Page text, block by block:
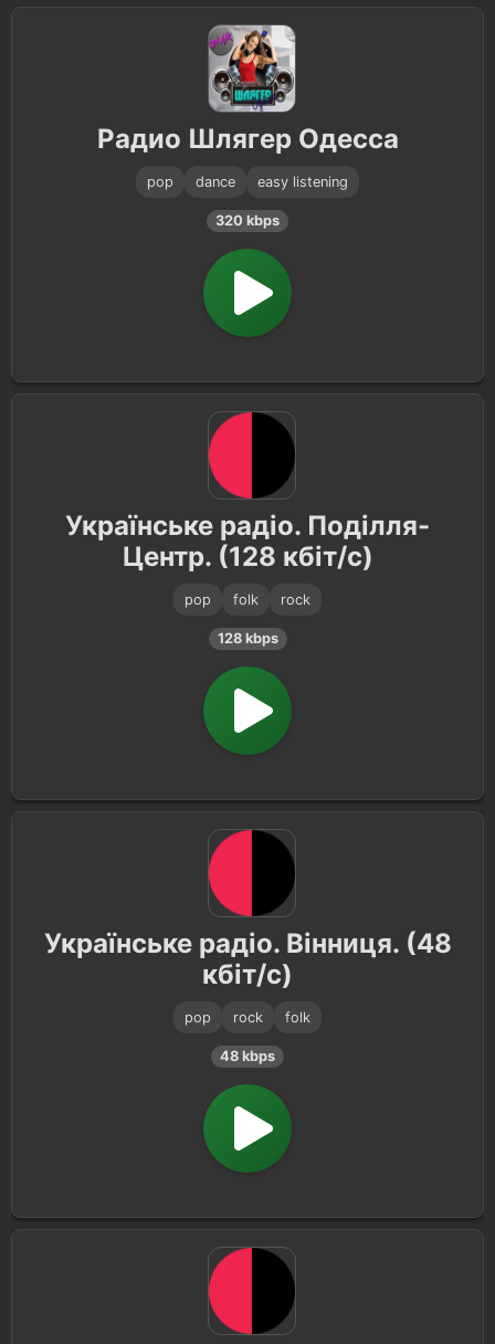
Радио Шлягер Одесса
pop dance easy listening
320 kbps
Українське радіо. Поділля-
Центр. (128 кбіт/с)
pop folk rock
128 kbps
Українське радіо. Вінниця. (48
кбіт/с)
pop rock folk
48 kbps